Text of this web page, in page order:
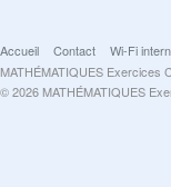
Accueil Contact
Wi-Fi
MATHÉMATIQUES Exercices
© 2026 MATHÉMATIQUES